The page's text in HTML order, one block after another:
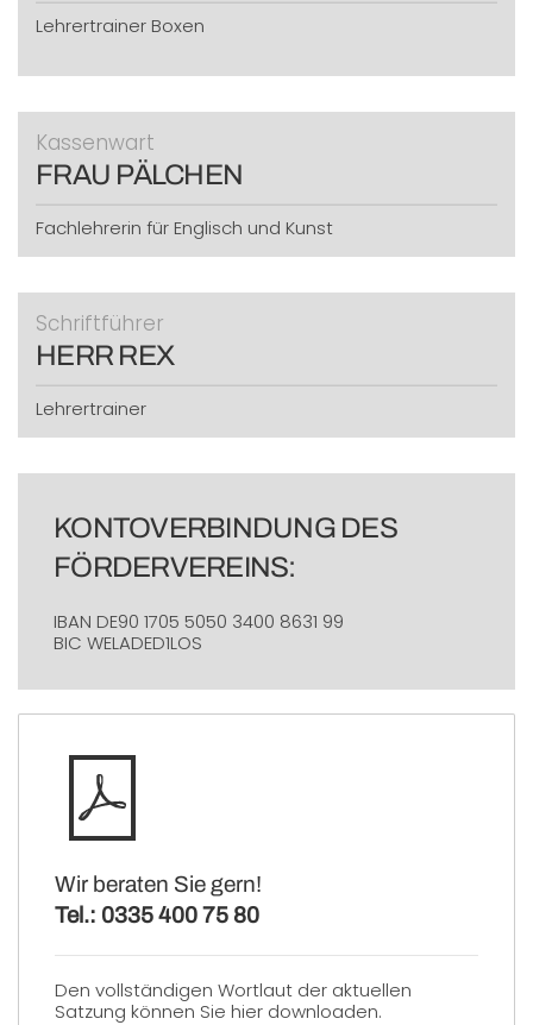
Lehrertrainer Boxen
Kassenwart
FRAU PÄLCHEN
Fachlehrerin für Englisch und Kunst
Schriftführer
HERR REX
Lehrertrainer
KONTOVERBINDUNG DES
FÖRDERVEREINS:
IBAN DE90 1705 5050 3400 8631 99
BIC WELADED1LOS
Wir beraten Sie gern!
Tel.: 0335 400 75 80
Den vollständigen Wortlaut der aktuellen
Satzung können Sie hier downloaden.